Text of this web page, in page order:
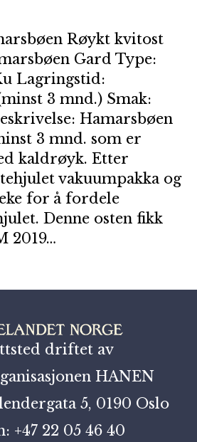
Røykt kvitost
Gard Type:
Lagringstid:
3 mnd.) Smak:
Hamarsbøen
3 mnd. som er
kaldrøyk. Etter
vakuumpakka og
for å fordele
Denne osten fikk
2019…
driftet av
HANEN
5, 0190 Oslo
+47 22 05 46 40